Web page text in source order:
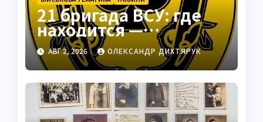
21 бригада ВСУ: где
находится —
Подольск как
стратегический центр
АВГ 2, 2026 ОЛЕКСАНДР ДИХТЯРУК